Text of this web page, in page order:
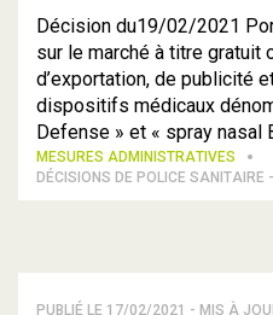
Décision du19/02/2021
sur le marché à titre gratuit
d’exportation, de publicité
dispositifs médicaux
Defense » et « spray nasal
MESURES ADMINISTRATIVES
DÉCISIONS DE POLICE SANITAIRE
PUBLIÉ LE 17/02/2021 - MIS À